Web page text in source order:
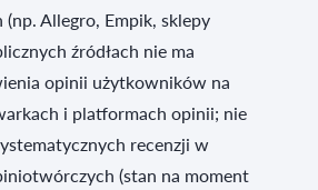
Allegro, Empik, sklepy
źródłach nie ma
opinii użytkowników na
i platformach opinii; nie
recenzji w
(stan na moment